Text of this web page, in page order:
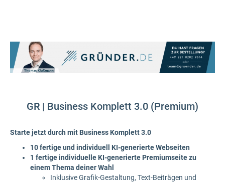
GR | Business Komplett 3.0 (Premium)
Starte jetzt durch mit Business Komplett 3.0
10 fertige und individuell KI-generierte Webseiten
1 fertige individuelle KI-generierte Premiumseite zu
einem Thema deiner Wahl
Inklusive Grafik-Gestaltung, Text-Beiträgen und